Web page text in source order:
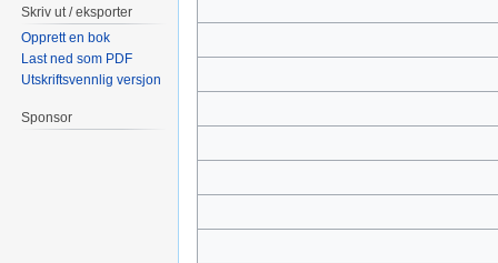
Skriv ut / eksporter
Opprett en bok
Last ned som PDF
Utskriftsvennlig versjon
Sponsor